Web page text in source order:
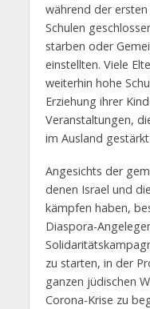
während der ersten
Schulen
starben oder
einstellten. Viele
weiterhin hohe
Erziehung ihrer
Veranstaltungen,
im Ausland
Angesichts der
denen Israel und
kämpfen haben,
Diaspora-
zu starten, in der
ganzen jüdischen
Corona-Krise zu